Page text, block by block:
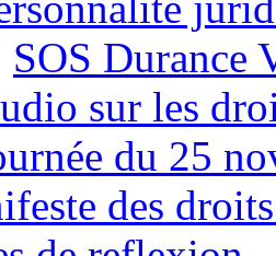
SOS Durance
sur les
du 25
des